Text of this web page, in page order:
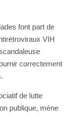
font part de
VIH
correctement
de lutte
publique, mène